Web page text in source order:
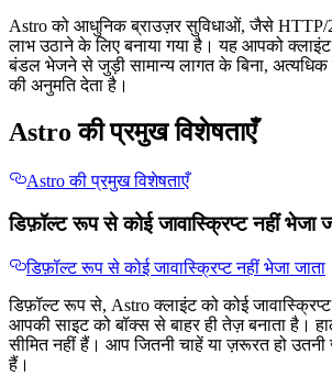
Astro को आधुनिक ब्राउज़र सुविधाओं, जैसे HTTP/
लाभ उठाने के लिए बनाया गया है। यह आपको क्लाइंट
बंडल भेजने से जुड़ी सामान्य लागत के बिना, अत्यधिक
की अनुमति देता है।
Astro की प्रमुख विशेषताएँ
Astro की प्रमुख विशेषताएँ
डिफ़ॉल्ट रूप से कोई जावास्क्रिप्ट नहीं भेजा
डिफ़ॉल्ट रूप से कोई जावास्क्रिप्ट नहीं भेजा जाता
डिफ़ॉल्ट रूप से, Astro क्लाइंट को कोई
आपकी साइट को बॉक्स से बाहर ही तेज़ बनाता है।
सीमित नहीं हैं। आप जितनी चाहें या ज़रूरत हो
हैं।